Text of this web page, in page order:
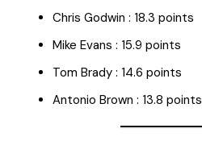
Chris Godwin : 18.3 points
Mike Evans : 15.9 points
Tom Brady : 14.6 points
Antonio Brown : 13.8 points